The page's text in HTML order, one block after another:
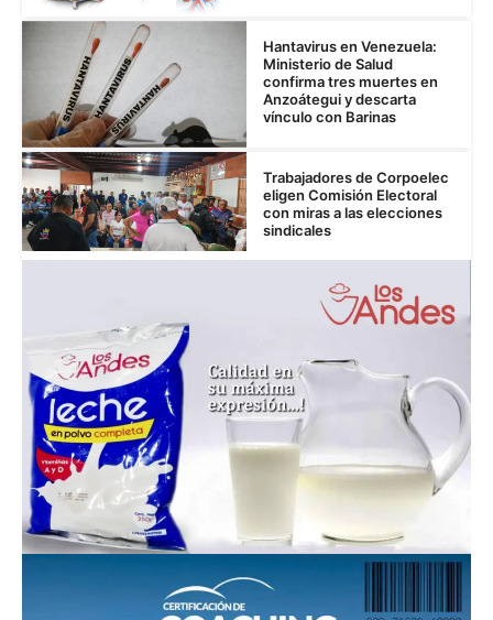
Hantavirus en Venezuela:
Ministerio de Salud
confirma tres muertes en
Anzoátegui y descarta
vínculo con Barinas
Trabajadores de Corpoelec
eligen Comisión Electoral
con miras a las elecciones
sindicales